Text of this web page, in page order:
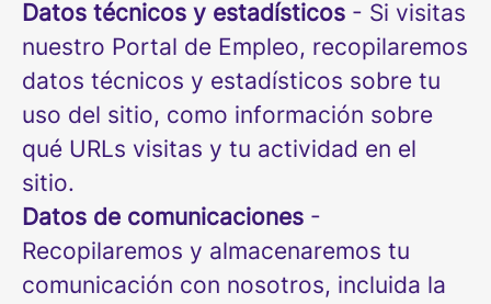
Datos técnicos y estadísticos - Si visitas
nuestro Portal de Empleo, recopilaremos
datos técnicos y estadísticos sobre tu
uso del sitio, como información sobre
qué URLs visitas y tu actividad en el
sitio.
Datos de comunicaciones -
Recopilaremos y almacenaremos tu
comunicación con nosotros, incluida la